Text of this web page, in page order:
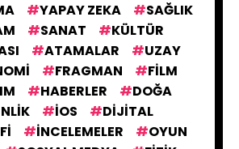
YAPAY ZEKA
SAĞLIK
SANAT
KÜLTÜR
ATAMALAR
UZAY
FRAGMAN
FILM
HABERLER
DOĞA
IOS
DIJITAL
İNCELEMELER
OYUN